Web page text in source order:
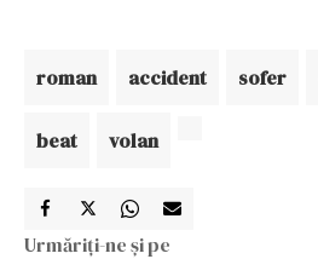
roman accident sofer
beat volan
Urmăriți-ne și pe